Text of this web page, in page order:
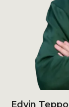
Edvin Teppo